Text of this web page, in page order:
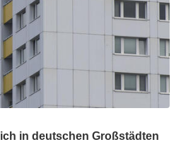
in deutschen Großstädten